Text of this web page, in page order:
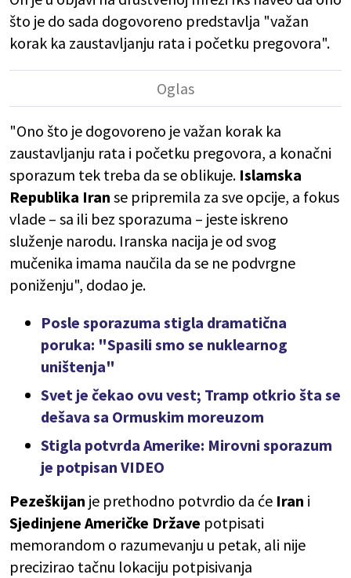
što je do sada dogovoreno predstavlja "važan
korak ka zaustavljanju rata i početku pregovora".
"Ono što je dogovoreno je važan korak ka
zaustavljanju rata i početku pregovora, a konačni
sporazum tek treba da se oblikuje. Islamska
Republika Iran se pripremila za sve opcije, a fokus
vlade – sa ili bez sporazuma – jeste iskreno
služenje narodu. Iranska nacija je od svog
mučenika imama naučila da se ne podvrgne
poniženju", dodao je.
Posle sporazuma stigla dramatična
poruka: "Spasili smo se nuklearnog
uništenja"
Svet je čekao ovu vest; Tramp otkrio šta se
dešava sa Ormuskim moreuzom
Stigla potvrda Amerike: Mirovni sporazum
je potpisan VIDEO
Pezeškijan je prethodno potvrdio da će Iran i
Sjedinjene Američke Države potpisati
memorandom o razumevanju u petak, ali nije
precizirao tačnu lokaciju potpisivanja